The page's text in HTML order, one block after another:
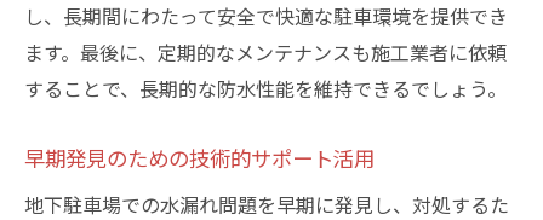
し、長期間にわたって安全で快適な駐車環境を提供でき
ます。最後に、定期的なメンテナンスも施工業者に依頼
することで、長期的な防水性能を維持できるでしょう。
早期発見のための技術的サポート活用
地下駐車場での水漏れ問題を早期に発見し、対処するた